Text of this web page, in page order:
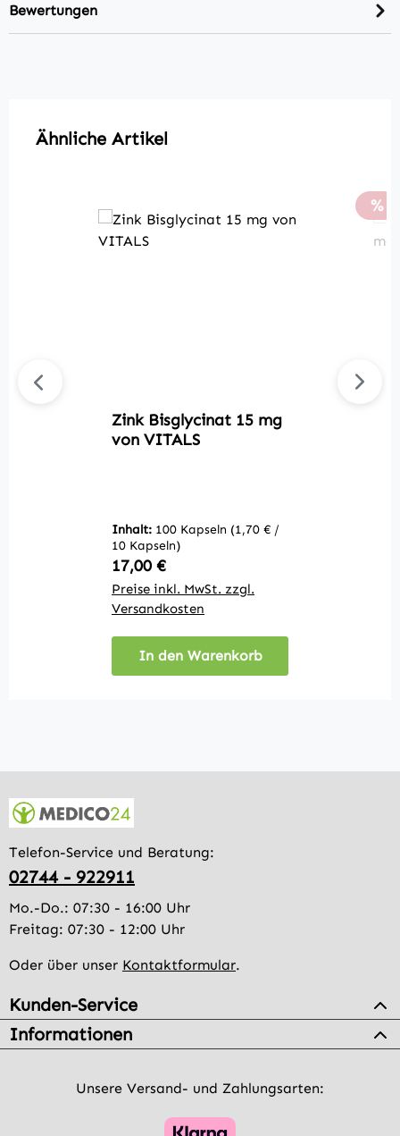
Bewertungen
Produktgalerie überspringen
Ähnliche Artikel
Zink Bisglycinat 15 mg
von VITALS
Inhalt: 100 Kapseln (1,70 € /
10 Kapseln)
Regulärer Preis:
17,00 €
Preise inkl. MwSt. zzgl.
Versandkosten
In den Warenkorb
%
Telefon-Service und Beratung:
02744 - 922911
Mo.-Do.: 07:30 - 16:00 Uhr
Freitag: 07:30 - 12:00 Uhr
Oder über unser Kontaktformular.
Kunden-Service
Informationen
Unsere Versand- und Zahlungsarten: